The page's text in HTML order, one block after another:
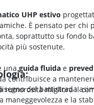
UHP estivo
È pensato per
soprattutto su fondo
più sostenute.
unaguida fluida e
contribuisce a
rumorosità migliora il
del battistrada
e la